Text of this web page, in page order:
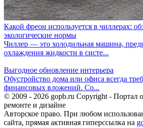
Какой фреон используется в чиллерах:
экологические нормы
Чиллер — это холодильная машина,
охлаждения жидкости в систе...
Выгодное обновление интерьера
Обустройство дома или офиса всегда
финансовых вложений. Со...
© 2009 - 2026 gopb.ru Copyright - Портал о
ремонте и дизайне
Авторское право. При любом
сайта, прямая активная гиперссылка на